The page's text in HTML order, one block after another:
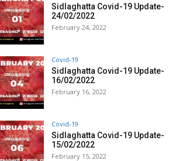
Sidlaghatta Covid-19 Update-
24/02/2022
February 24, 2022
Covid-19
Sidlaghatta Covid-19 Update-
16/02/2022
February 16, 2022
Covid-19
Sidlaghatta Covid-19 Update-
15/02/2022
February 15, 2022